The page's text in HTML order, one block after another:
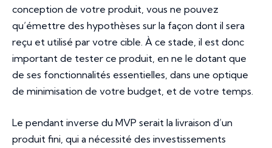
conception de votre produit, vous ne pouvez
qu’émettre des hypothèses sur la façon dont il sera
reçu et utilisé par votre cible. À ce stade, il est donc
important de tester ce produit, en ne le dotant que
de ses fonctionnalités essentielles, dans une optique
de minimisation de votre budget, et de votre temps.
Le pendant inverse du MVP serait la livraison d’un
produit fini, qui a nécessité des investissements